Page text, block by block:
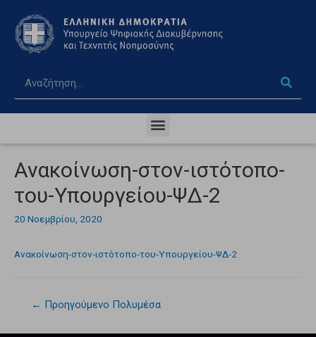
Ανακοίνωση-στον-ιστότοπο-
του-Υπουργείου-ΨΔ-2
20 Νοεμβρίου, 2020
Ανακοίνωση-στον-ιστότοπο-του-Υπουργείου-ΨΔ-2
← Προηγούμενο Πολυμέσα